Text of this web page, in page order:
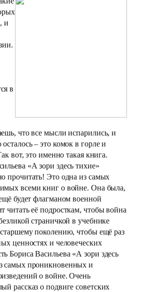
и
в
что все мысли испарились, и
– это комок в горле и
вот, это именно такая книга.
«А зори здесь тихие»
прочитать! Это одна из самых
всеми книг о войне. Она была,
будет флагманом военной
читать её подросткам, чтобы война
страничкой в учебнике
поколению, чтобы ещё раз
ценностях и человеческих
Бориса Васильева «А зори здесь
самых проникновенных и
о войне. Очень
рассказ о подвиге советских